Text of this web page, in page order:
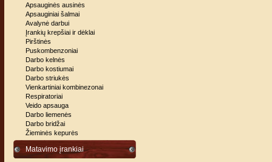
Apsauginės ausinės
Apsauginiai šalmai
Avalynė darbui
Įrankių krepšiai ir dėklai
Pirštinės
Puskombenzoniai
Darbo kelnės
Darbo kostiumai
Darbo striukės
Vienkartiniai kombinezonai
Respiratoriai
Veido apsauga
Darbo liemenės
Darbo bridžai
Žieminės kepurės
Matavimo įrankiai